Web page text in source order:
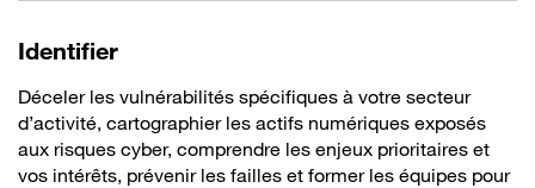
Identifier
Déceler les vulnérabilités spécifiques à votre secteur
d’activité, cartographier les actifs numériques exposés
aux risques cyber, comprendre les enjeux prioritaires et
vos intérêts, prévenir les failles et former les équipes pour